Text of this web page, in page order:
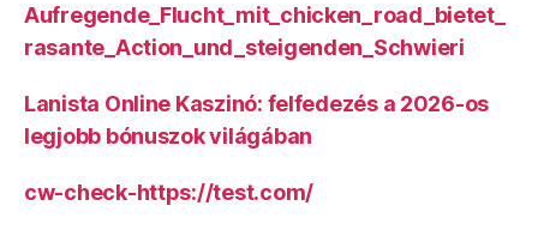
Aufregende_Flucht_mit_chicken_road_bietet_
rasante_Action_und_steigenden_Schwieri
Lanista Online Kaszinó: felfedezés a 2026-os
legjobb bónuszok világában
cw-check-https://test.com/